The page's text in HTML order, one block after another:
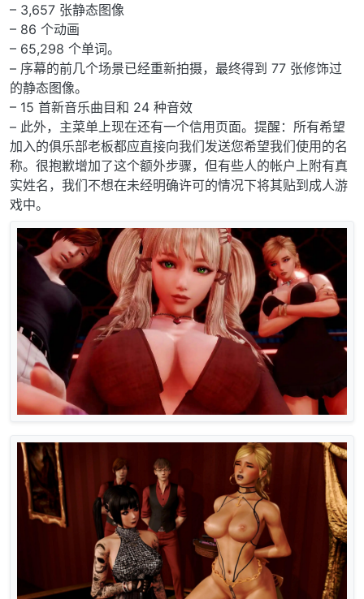
– 3,657 张静态图像
– 86 个动画
– 65,298 个单词。
– 序幕的前几个场景已经重新拍摄，最终得到 77 张修饰过
的静态图像。
– 15 首新音乐曲目和 24 种音效
– 此外，主菜单上现在还有一个信用页面。提醒：所有希望
加入的俱乐部老板都应直接向我们发送您希望我们使用的名
称。很抱歉增加了这个额外步骤，但有些人的帐户上附有真
实姓名，我们不想在未经明确许可的情况下将其贴到成人游
戏中。